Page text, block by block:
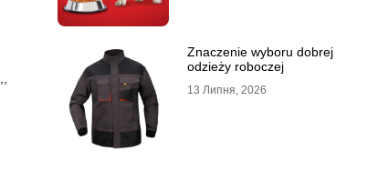
Znaczenie wyboru dobrej
odzieży roboczej
13 Липня, 2026